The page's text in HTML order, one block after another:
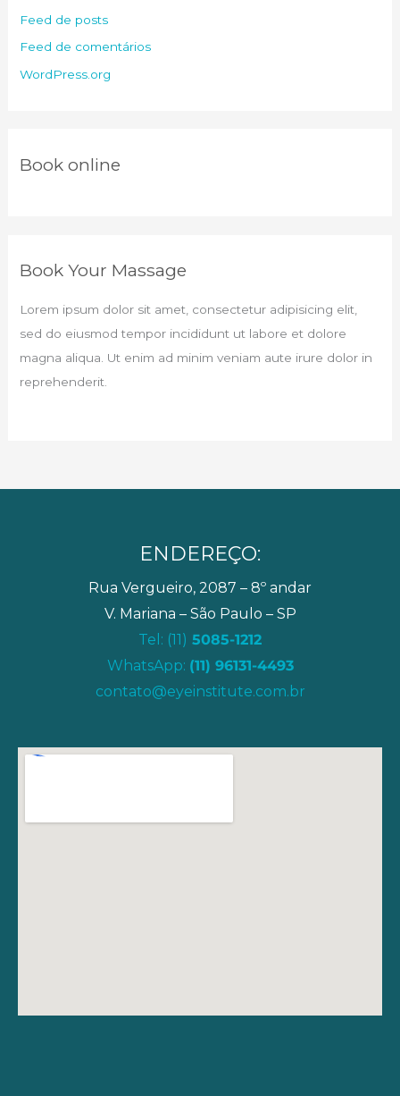
Feed de posts
Feed de comentários
WordPress.org
Book online​
Book Your Massage​
Lorem ipsum dolor sit amet, consectetur adipisicing elit,
sed do eiusmod tempor incididunt ut labore et dolore
magna aliqua. Ut enim ad minim veniam aute irure dolor in
reprehenderit.
ENDEREÇO:
Rua Vergueiro, 2087 – 8º andar
V. Mariana – São Paulo – SP
Tel: (11) 5085-1212
WhatsApp: (11) 96131-4493
contato@eyeinstitute.com.br